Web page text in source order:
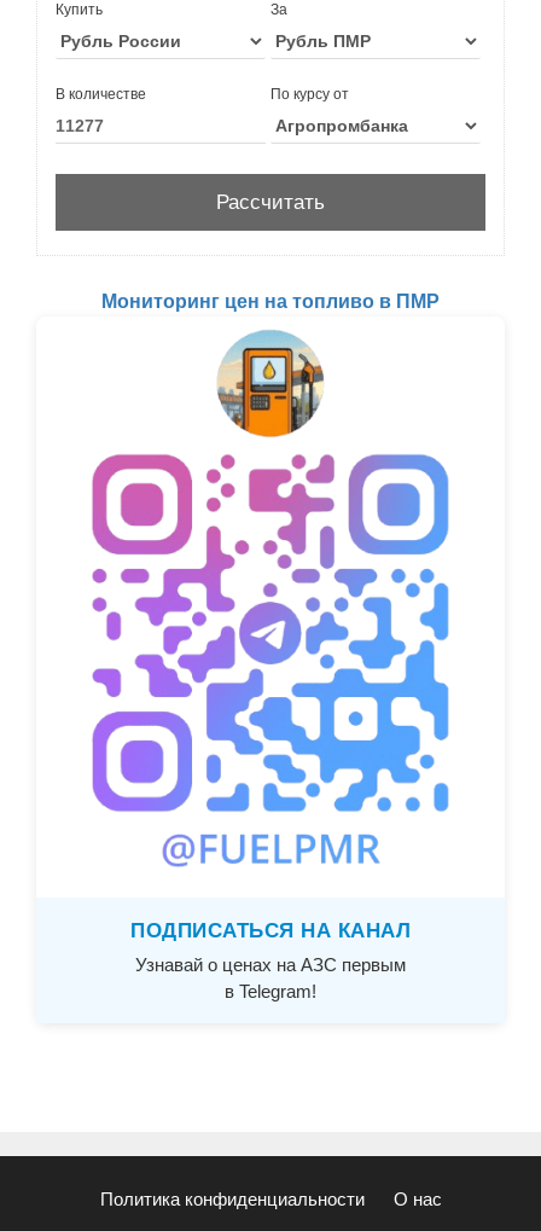
Купить За
В количестве По курсу от
Мониторинг цен на топливо в ПМР
ПОДПИСАТЬСЯ НА КАНАЛ
Узнавай о ценах на АЗС первым
в Telegram!
Политика конфиденциальности О нас